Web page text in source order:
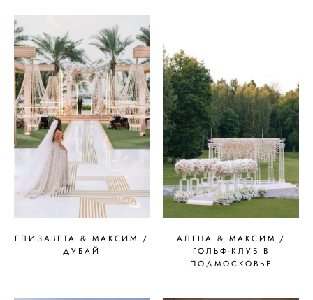
ЕЛИЗАВЕТА & МАКСИМ /
ДУБАЙ
АЛЕНА & МАКСИМ /
ГОЛЬФ-КЛУБ В
ПОДМОСКОВЬЕ